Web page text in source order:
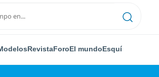
RevistaForoEl mundoEsquí